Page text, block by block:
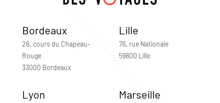
Bordeaux
26, cours du Chapeau-
Rouge
33000 Bordeaux
Lille
76, rue Nationale
59800 Lille
Lyon Marseille